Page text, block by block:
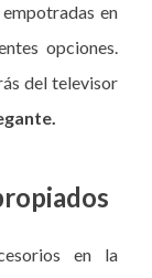
en
opciones.
del televisor
en la